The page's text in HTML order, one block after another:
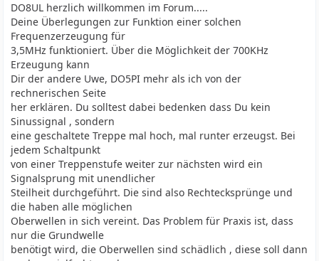
DO8UL herzlich willkommen im Forum.....
Deine Überlegungen zur Funktion einer solchen
Frequenzerzeugung für
3,5MHz funktioniert. Über die Möglichkeit der 700KHz
Erzeugung kann
Dir der andere Uwe, DO5PI mehr als ich von der
rechnerischen Seite
her erklären. Du solltest dabei bedenken dass Du kein
Sinussignal , sondern
eine geschaltete Treppe mal hoch, mal runter erzeugst. Bei
jedem Schaltpunkt
von einer Treppenstufe weiter zur nächsten wird ein
Signalsprung mit unendlicher
Steilheit durchgeführt. Die sind also Rechtecksprünge und
die haben alle möglichen
Oberwellen in sich vereint. Das Problem für Praxis ist, dass
nur die Grundwelle
benötigt wird, die Oberwellen sind schädlich , diese soll dann